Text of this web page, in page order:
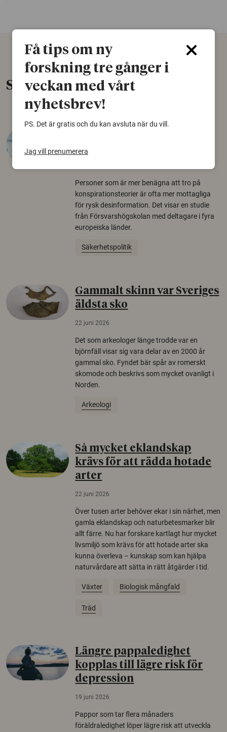
Senaste nytt
desinformation?
Personer som är mer benägna att tro på
konspirationsteorier är ofta mer mottagliga
för rysk desinformation. Det visar en studie
från Försvarshögskolan med deltagare i fyra
europeiska länder.
Säkerhetspolitik
Gammalt skinn var Sveriges
äldsta sko
22 juni 2026
Det som arkeologer länge trodde var en
björnfäll visar sig vara delar av en 2000 år
gammal sko. Fyndet bär spår av romerskt
skomode och beskrivs som mycket ovanligt i
Norden.
Arkeologi
Så mycket eklandskap
krävs för att rädda hotade
arter
22 juni 2026
Över tusen arter behöver ekar i sin närhet, men
gamla eklandskap och naturbetesmarker blir
allt färre. Nu har forskare kartlagt hur mycket
livsmiljö som krävs för att hotade arter ska
kunna överleva – kunskap som kan hjälpa
naturvårdare att sätta in rätt åtgärder i tid.
Växter Biologisk mångfald
Träd
Längre pappaledighet
kopplas till lägre risk för
depression
19 juni 2026
Pappor som tar flera månaders
föräldraledighet löper lägre risk att utveckla
Få tips om ny
forskning tre gånger i
veckan med vårt
nyhetsbrev!
PS. Det är gratis och du kan avsluta när du vill.
Jag vill prenumerera